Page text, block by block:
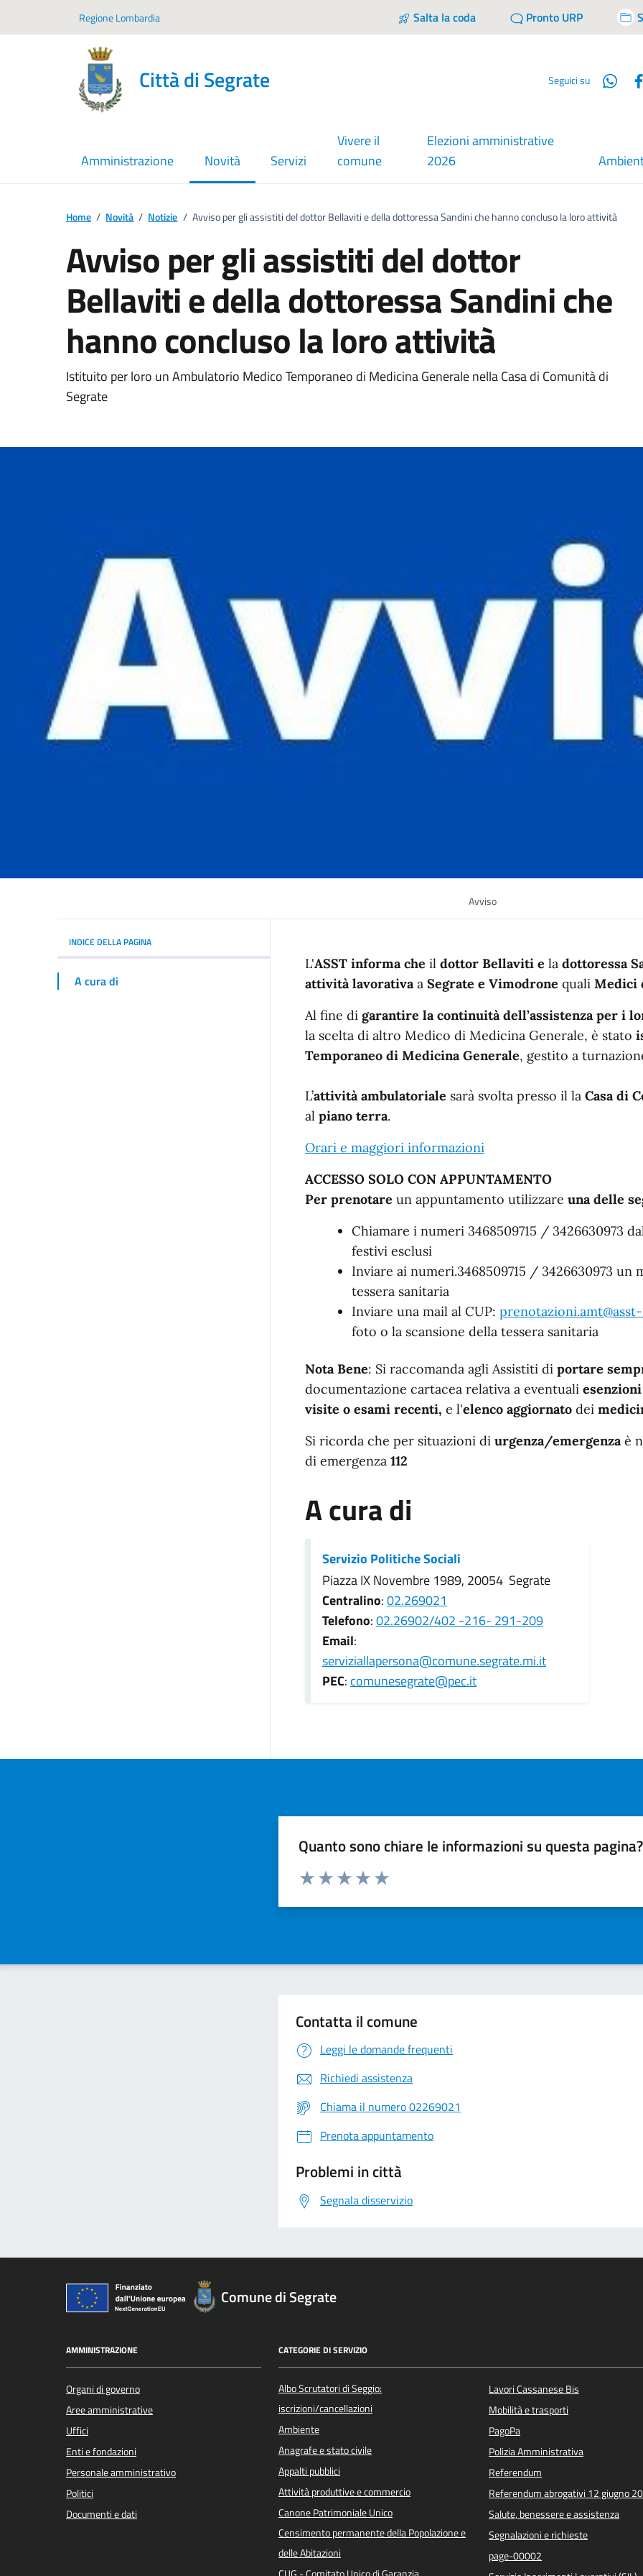
Regione Lombardia Salta la coda Pronto URP
Città di Segrate Seguici su
Amministrazione Novità
menu selezionato
Servizi
Vivere il
comune
Elezioni amministrative
2026
Home / Novità / Notizie / Avviso per gli assistiti del dottor Bellaviti e della dottoressa Sandini che hanno concluso la loro attività
Avviso per gli assistiti del dottor
Bellaviti e della dottoressa Sandini che
hanno concluso la loro attività
Istituito per loro un Ambulatorio Medico Temporaneo di Medicina Generale nella Casa di Comunità di
Segrate
Avviso
INDICE DELLA PAGINA
A cura di In dettaglio
L'ASST informa che il dottor Bellaviti e la dottoressa
attività lavorativaa Segrate e Vimodrone quali Medici
Al fine di garantire la continuità dell’assistenza per i
la scelta di altro Medico di Medicina Generale, è stato
Temporaneo di Medicina Generale, gestito a
L’attività ambulatoriale sarà svolta presso il la Casa di
al piano terra.
Orari e maggiori informazioni
ACCESSO SOLO CON APPUNTAMENTO
Per prenotare un appuntamento utilizzare una delle
Chiamare i numeri 3468509715 / 3426630973
festivi esclusi
Inviare ai numeri.3468509715 / 3426630973 un
tessera sanitaria
Inviare una mail al CUP:
foto o la scansione della tessera sanitaria
Nota Bene: Si raccomanda agli Assistiti di portare
documentazione cartacea relativa a eventuali
visite o esami recenti, e l'elenco aggiornato dei
Si ricorda che per situazioni di urgenza/emergenzaè
di emergenza 112
A cura di
Servizio Politiche Sociali
Piazza IX Novembre 1989, 20054 Segrate
Centralino:02.269021
Telefono:02.26902/402 -216- 291-209
Email:
serviziallapersona@comune.segrate.mi.it
PEC: comunesegrate@pec.it
Quanto sono chiare le informazioni su questa pagina?
Valuta da 1 a 5 stelle la pagina
Contatta il comune
Leggi le domande frequenti
Richiedi assistenza
Chiama il numero 02269021
Prenota appuntamento
Problemi in città
Segnala disservizio
Comune di Segrate
AMMINISTRAZIONE
Organi di governo
Aree amministrative
Uffici
Enti e fondazioni
Personale amministrativo
Politici
Documenti e dati
CATEGORIE DI SERVIZIO
Albo Scrutatori di Seggio:
iscrizioni/cancellazioni
Ambiente
Anagrafe e stato civile
Appalti pubblici
Attività produttive e commercio
Canone Patrimoniale Unico
Censimento permanente della Popolazione e
delle Abitazioni
Lavori Cassanese Bis
Mobilità e trasporti
PagoPa
Polizia Amministrativa
Referendum
Referendum abrogativi 12 giugno
Salute, benessere e assistenza
Segnalazioni e richieste
page-00002